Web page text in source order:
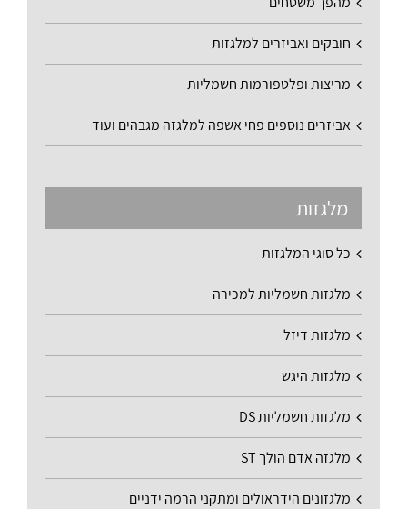
חובקים ואביזרים למלגזות
מריצות ופלטפורמות חשמליות
אביזרים נוספים פחי אשפה למלגזה מגבהים ועוד
מלגזות
כל סוגי המלגזות
מלגזות חשמליות למכירה
מלגזות דיזל
מלגזות היגש
מלגזות חשמליות DS
מלגזה אדם הולך ST
מלגזונים הידראולים ומתקני הרמה ידניים